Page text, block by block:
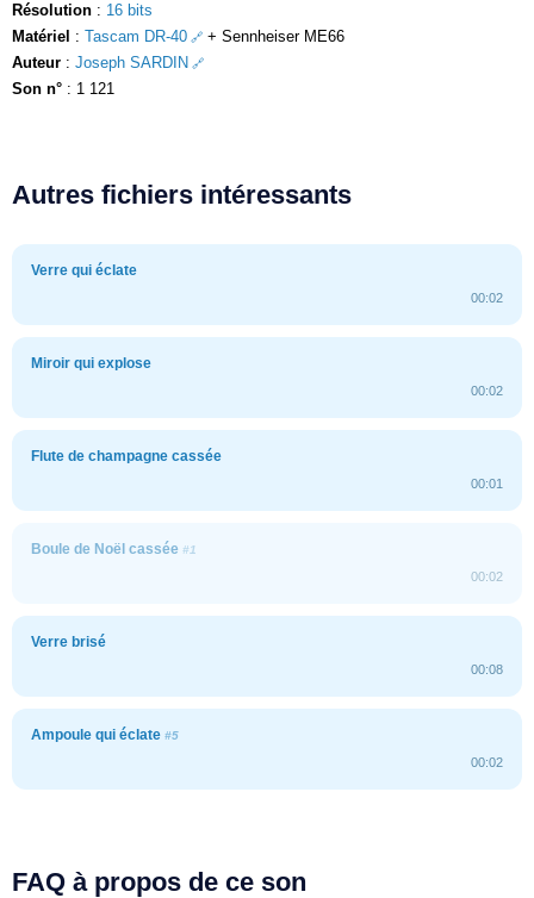
Résolution : 16 bits
Matériel : Tascam DR-40
+ Sennheiser ME66
Auteur : Joseph SARDIN
Son n° : 1 121
Autres fichiers intéressants
Verre qui éclate
00:02
Miroir qui explose
00:02
Flute de champagne cassée
00:01
Boule de Noël cassée #1
00:02
Verre brisé
00:08
Ampoule qui éclate #5
00:02
FAQ à propos de ce son